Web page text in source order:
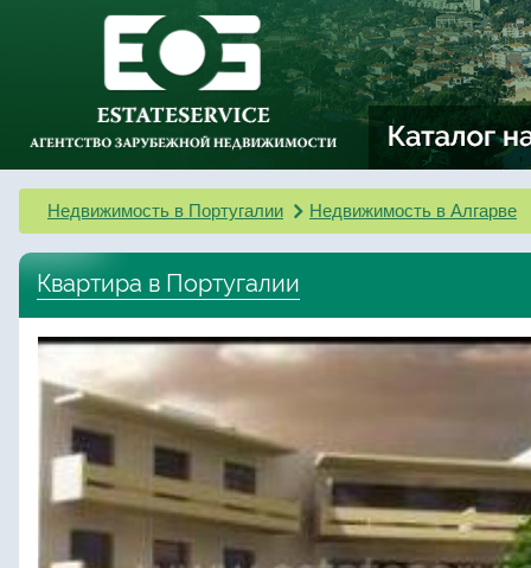
Недвижимость в Португалии Недвижимость в Алгарве
Квартира в Португалии